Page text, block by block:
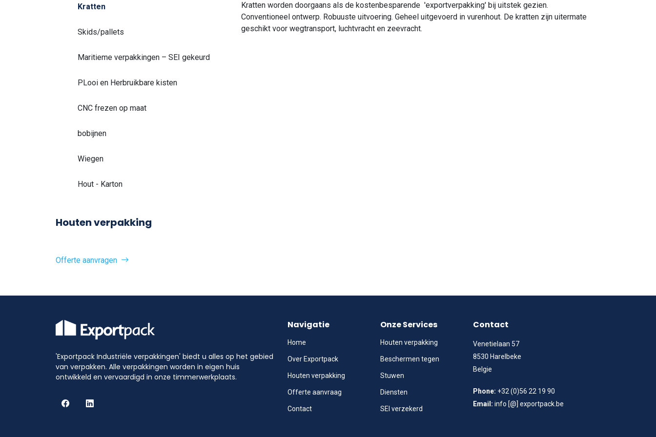
Kratten
Skids/pallets
Maritieme verpakkingen – SEI gekeurd
PLooi en Herbruikbare kisten
CNC frezen op maat
bobijnen
Wiegen
Hout - Karton
Houten verpakking
Offerte aanvragen
Kratten worden doorgaans als de kostenbesparende 'exportverpakking' bij uitstek gezien.
Conventioneel ontwerp. Robuuste uitvoering. Geheel uitgevoerd in vurenhout. De kratten zijn uitermate
geschikt voor wegtransport, luchtvracht en zeevracht.
'Exportpack Industriële verpakkingen' biedt u alles op het gebied
van verpakken. Alle verpakkingen worden in eigen huis
ontwikkeld en vervaardigd in onze timmerwerkplaats.
Navigatie
Home
Over Exportpack
Houten verpakking
Offerte aanvraag
Contact
Onze Services
Houten verpakking
Beschermen tegen
Stuwen
Diensten
SEI verzekerd
Contact
Venetielaan 57
8530 Harelbeke
Belgie
Phone: +32 (0)56 22 19 90
Email: info [@] exportpack.be